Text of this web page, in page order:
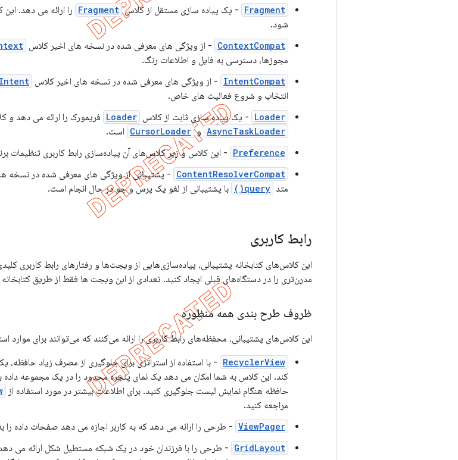
Fragment - یک پیاده سازی مستقل از کلاس Fragment را ارائه می دهد. این
شود.
ContextCompat - از ویژگی های معرفی شده در نسخه های اخیر کلاس
مجوزها، دسترسی به فایل و اطلاعات رنگ.
IntentCompat - از ویژگی های معرفی شده در نسخه های اخیر کلاس Intent
انتخاب و شروع فعالیت های خاص.
Loader - یک پیاده سازی ثابت از کلاس Loader فریمورک را ارائه می دهد و
AsyncTaskLoader و CursorLoader است.
Preference - این کلاس و زیر کلاس‌های آن پیاده‌سازی رابط کاربری تنظیمات
ContentResolverCompat - پشتیبانی از ویژگی های معرفی شده در نسخه
متد query() با پشتیبانی از لغو یک پرس و جو در حال انجام است.
رابط کاربری
این کلاس‌های کتابخانه پشتیبانی، پیاده‌سازی‌هایی از ویجت‌ها و رفتارهای رابط کاربری
مدرن‌تری را در دستگاه‌های قبلی ایجاد کنید. تعدادی از این ویجت ها فقط از طریق
ظروف طرح بندی همه منظوره
این کلاس‌های پشتیبانی، محفظه‌های رابط کاربری را ارائه می‌کنند که می‌توانند برای
RecyclerView - با استفاده از استراتژی برای جلوگیری از مصرف زیاد
کند. این کلاس به شما امکان می دهد یک نمای پنجره محدود را در یک مجموعه داده
حافظه هنگام نمایش لیست جلوگیری کنید. برای اطلاعات بیشتر در مورد استفاده از
مراجعه کنید.
ViewPager - طرحی را ارائه می دهد که به کاربر اجازه می دهد صفحات داده
GridLayout - طرحی را با فرزندان خود در یک شبکه مستطیل شکل ارائه می